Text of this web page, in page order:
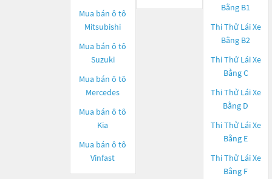
Mua bán ô tô
Mitsubishi
Mua bán ô tô
Suzuki
Mua bán ô tô
Mercedes
Mua bán ô tô
Kia
Mua bán ô tô
Vinfast
Bằng B1
Thi Thử Lái Xe
Bằng B2
Thi Thử Lái Xe
Bằng C
Thi Thử Lái Xe
Bằng D
Thi Thử Lái Xe
Bằng E
Thi Thử Lái Xe
Bằng F